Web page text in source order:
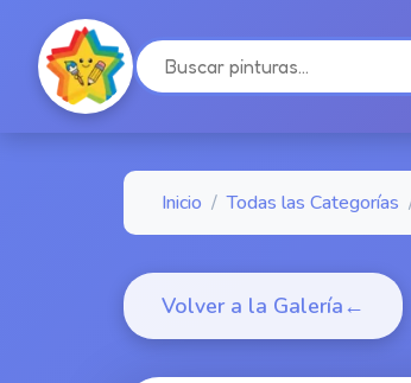
Inicio / Todas las Categorías
Volver a la Galería←